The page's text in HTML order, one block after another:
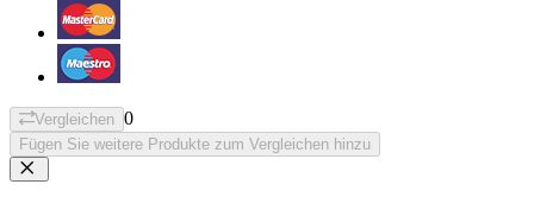
Vergleichen 0
Fügen Sie weitere Produkte zum Vergleichen hinzu